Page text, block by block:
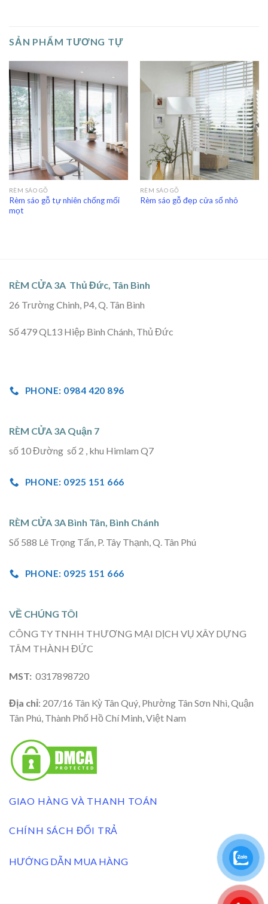
SẢN PHẨM TƯƠNG TỰ
RÈM SÁO GỖ
Rèm sáo gỗ tự nhiên chống mối
mọt
RÈM SÁO GỖ
Rèm sáo gỗ đẹp cửa sổ nhỏ
RÈM CỬA 3A Thủ Đức, Tân Bình
26 Trường Chinh, P4, Q. Tân Bình
Số 479 QL13 Hiệp Bình Chánh, Thủ Đức
PHONE: 0984 420 896
RÈM CỬA 3A Quận 7
số 10 Đường số 2 , khu Himlam Q7
PHONE: 0925 151 666
RÈM CỬA 3A Bình Tân, Bình Chánh
Số 588 Lê Trọng Tấn, P. Tây Thạnh, Q. Tân Phú
PHONE: 0925 151 666
VỀ CHÚNG TÔI
CÔNG TY TNHH THƯƠNG MẠI DỊCH VỤ XÂY DỰNG
TÂM THÀNH ĐỨC
MST: 0317898720
Địa chỉ: 207/16 Tân Kỳ Tân Quý, Phường Tân Sơn Nhì, Quận
Tân Phú, Thành Phố Hồ Chí Minh, Việt Nam
GIAO HÀNG VÀ THANH TOÁN
CHÍNH SÁCH ĐỔI TRẢ
HƯỚNG DẪN MUA HÀNG